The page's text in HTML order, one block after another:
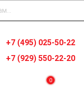
0
+7 (495) 025-50-22
+7 (929) 550-22-20